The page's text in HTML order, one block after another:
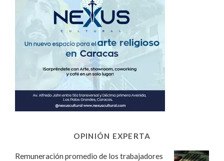
OPINIÓN EXPERTA
Remuneración promedio de los trabajadores